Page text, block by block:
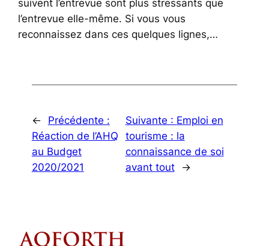
suivent l’entrevue sont plus stressants que
l’entrevue elle-même. Si vous vous
reconnaissez dans ces quelques lignes,…
←
Précédente :
Réaction de l’AHQ
au Budget
2020/2021
Suivante : Emploi en
tourisme : la
connaissance de soi
avant tout
→